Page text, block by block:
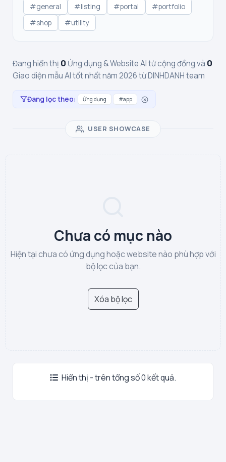
#general
#listing #portal
#portfolio
#shop
#utility
Đang hiển thị 0 Ứng dụng & Website AI từ cộng đồng và 0
Giao diện mẫu AI tốt nhất năm 2026 từ DINHDANH team
Đang lọc theo: Ứng dụng #app
USER SHOWCASE
Chưa có mục nào
Hiện tại chưa có ứng dụng hoặc website nào phù hợp với
bộ lọc của bạn.
Xóa bộ lọc
Hiển thị - trên tổng số 0 kết quả.